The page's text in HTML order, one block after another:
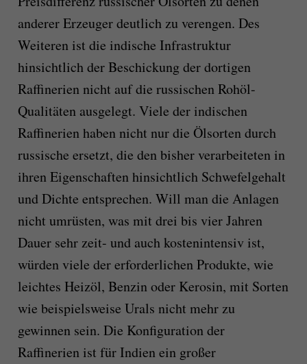
anderer Erzeuger deutlich zu verengen. Des
Weiteren ist die indische Infrastruktur
hinsichtlich der Beschickung der dortigen
Raffinerien nicht auf die russischen Rohöl-
Qualitäten ausgelegt. Viele der indischen
Raffinerien haben nicht nur die Ölsorten durch
russische ersetzt, die den bisher verarbeiteten in
ihren Eigenschaften hinsichtlich Schwefelgehalt
und Dichte entsprechen. Will man die Anlagen
nicht umrüsten, was mit drei bis vier Jahren
Dauer sehr zeit- und auch kostenintensiv ist,
würden viele der erforderlichen Produkte, wie
leichtes Heizöl, Benzin oder Kerosin, mit Sorten
wie beispielsweise Urals nicht mehr zu
gewinnen sein. Die Konfiguration der
Raffinerien ist für Indien ein großer